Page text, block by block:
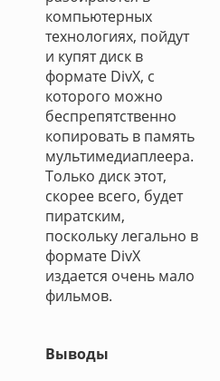
компьютерных
технологиях, пойдут
и купят диск в
формате DivX, с
которого можно
беспрепятственно
копировать в память
мультимедиаплеера.
Только диск этот,
скорее всего, будет
пиратским,
поскольку легально в
формате DivX
издается очень мало
фильмов.
Выводы